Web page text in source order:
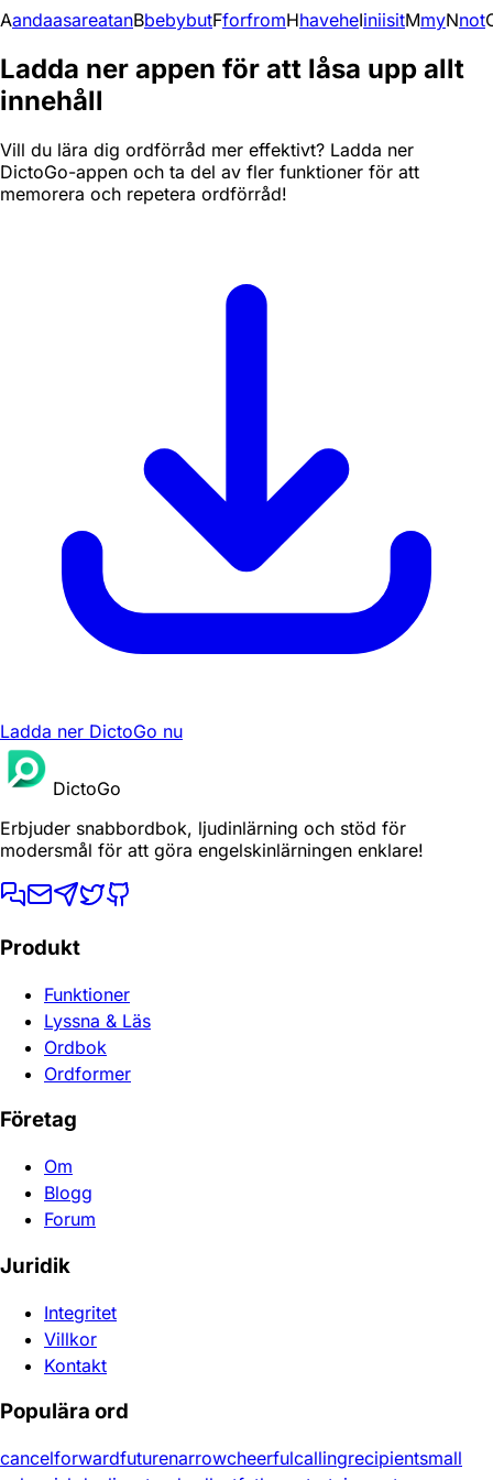
AandaasareatanBbebybutFforfromHhaveheIiniisitMmyNnot
Ladda ner appen för att låsa upp allt
innehåll
Vill du lära dig ordförråd mer effektivt? Ladda ner
DictoGo-appen och ta del av fler funktioner för att
memorera och repetera ordförråd!
Ladda ner DictoGo nu
DictoGo
Erbjuder snabbordbok, ljudinlärning och stöd för
modersmål för att göra engelskinlärningen enklare!
Produkt
Funktioner
Lyssna & Läs
Ordbok
Ordformer
Företag
Om
Blogg
Forum
Juridik
Integritet
Villkor
Kontakt
Populära ord
cancelforwardfuturenarrowcheerfulcallingrecipientsmall